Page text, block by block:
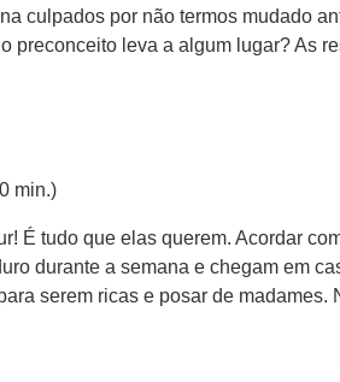
culpados por não termos mudado
preconceito leva a algum lugar? As
min.)
É tudo que elas querem. Acordar
durante a semana e chegam em
serem ricas e posar de